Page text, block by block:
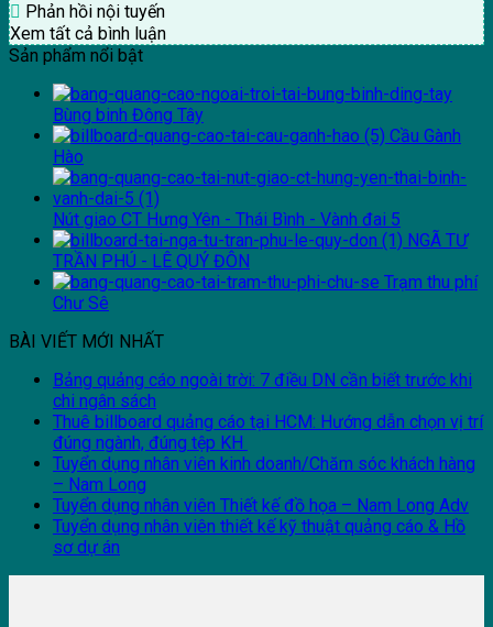
Phản hồi nội tuyến
Xem tất cả bình luận
Sản phẩm nổi bật
Bùng binh Đông Tây
Cầu Gành
Hào
Nút giao CT Hưng Yên - Thái Bình - Vành đai 5
NGÃ TƯ
TRẦN PHÚ - LÊ QUÝ ĐÔN
Trạm thu phí
Chư Sê
BÀI VIẾT MỚI NHẤT
Bảng quảng cáo ngoài trời: 7 điều DN cần biết trước khi
chi ngân sách
Thuê billboard quảng cáo tại HCM: Hướng dẫn chọn vị trí
đúng ngành, đúng tệp KH
Tuyển dụng nhân viên kinh doanh/Chăm sóc khách hàng
– Nam Long
Tuyển dụng nhân viên Thiết kế đồ họa – Nam Long Adv
Tuyển dụng nhân viên thiết kế kỹ thuật quảng cáo & Hồ
sơ dự án